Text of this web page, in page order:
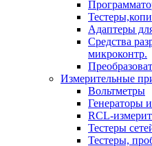
Адаптеры
Cредства
микроконтр.
Измерительные
Вольтметры
Генераторы
RCL-
Тестеры
Тестеры,